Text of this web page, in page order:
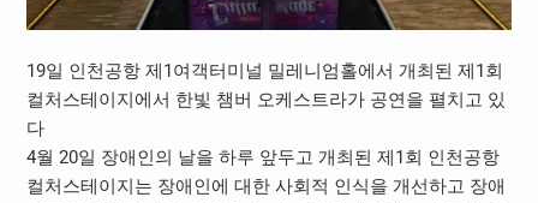
19일 인천공항 제1여객터미널 밀레니엄홀에서 개최된 제1회
컬처스테이지에서 한빛 챔버 오케스트라가 공연을 펼치고 있
다
4월 20일 장애인의 날을 하루 앞두고 개최된 제1회 인천공항
컬처스테이지는 장애인에 대한 사회적 인식을 개선하고 장애